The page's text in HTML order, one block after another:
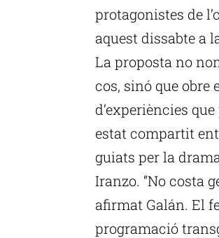
protagonistes de
aquest dissabte a
La proposta no
cos, sinó que
d’experiències
estat compartit
guiats per la
Iranzo. “No costa
afirmat Galán. El
programació